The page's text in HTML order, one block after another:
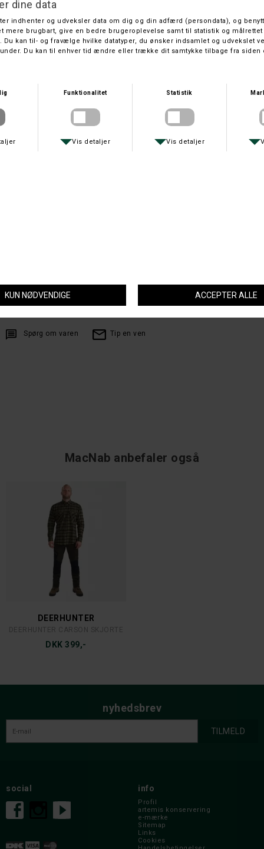
Farve
Størrelse
komfortabel og en alsidig tilføjelse til enhver udendørs- eller
Spørg om varen Tip en ven
MacNab anbefaler også
DEERHUNTER
DKK 399,-
nyhedsbrev
social info
Profil
artemis konservering
e-mærke
Sitemap
Links
Cookies